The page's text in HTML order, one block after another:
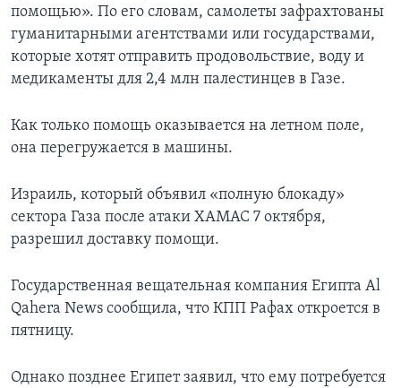
помощью». По его словам, самолеты зафрахтованы
гуманитарными агентствами или государствами,
которые хотят отправить продовольствие, воду и
медикаменты для 2,4 млн палестинцев в Газе.
Как только помощь оказывается на летном поле,
она перегружается в машины.
Израиль, который объявил «полную блокаду»
сектора Газа после атаки ХАМАС 7 октября,
разрешил доставку помощи.
Государственная вещательная компания Египта Al
Qahera News сообщила, что КПП Рафах откроется в
пятницу.
Однако позднее Египет заявил, что ему потребуется